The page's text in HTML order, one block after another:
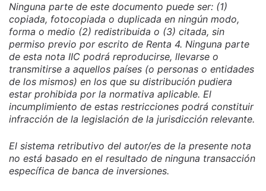
Ninguna parte de este documento puede ser: (1)
copiada, fotocopiada o duplicada en ningún modo,
forma o medio (2) redistribuida o (3) citada, sin
permiso previo por escrito de Renta 4. Ninguna parte
de esta nota IIC podrá reproducirse, llevarse o
transmitirse a aquellos países (o personas o entidades
de los mismos) en los que su distribución pudiera
estar prohibida por la normativa aplicable. El
incumplimiento de estas restricciones podrá constituir
infracción de la legislación de la jurisdicción relevante.
El sistema retributivo del autor/es de la presente nota
no está basado en el resultado de ninguna transacción
específica de banca de inversiones.